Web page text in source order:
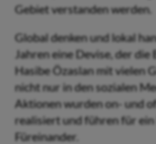
Gebiet verstanden werden.
Global denken und lokal
Jahren eine Devise, der
Hasibe Özaslan mit vielen
nicht nur in den sozialen
Aktionen wurden on- und
realisiert und führen für
Füreinander.